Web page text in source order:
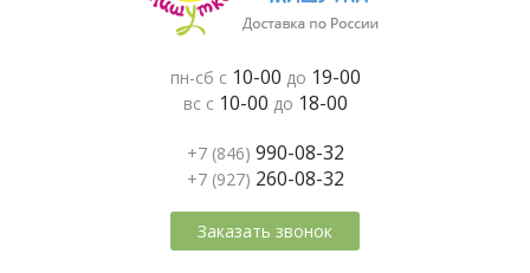
пн-сб с 10-00 до 19-00
вс с 10-00 до 18-00
+7 (846) 990-08-32
+7 (927) 260-08-32
Заказать звонок